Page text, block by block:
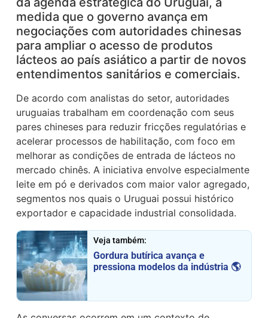
medida que o governo avança em
negociações com autoridades chinesas
para ampliar o acesso de produtos
lácteos ao país asiático a partir de novos
entendimentos sanitários e comerciais.
De acordo com analistas do setor, autoridades
uruguaias trabalham em coordenação com seus
pares chineses para reduzir fricções regulatórias e
acelerar processos de habilitação, com foco em
melhorar as condições de entrada de lácteos no
mercado chinês. A iniciativa envolve especialmente
leite em pó e derivados com maior valor agregado,
segmentos nos quais o Uruguai possui histórico
exportador e capacidade industrial consolidada.
Veja também:
Gordura butírica avança e
pressiona modelos da indústria 🌎